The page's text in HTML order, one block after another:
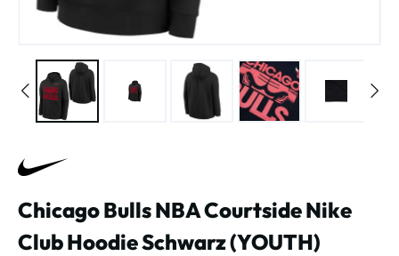
Chicago Bulls NBA Courtside Nike
Club Hoodie Schwarz (YOUTH)